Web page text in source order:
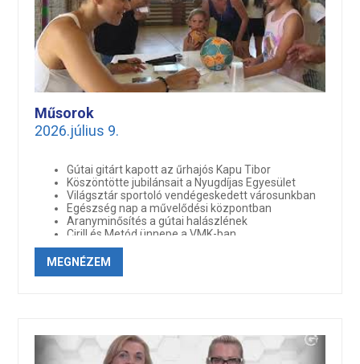
Műsorok
2026.július 9.
Gútai gitárt kapott az űrhajós Kapu Tibor
Köszöntötte jubilánsait a Nyugdíjas Egyesület
Világsztár sportoló vendégeskedett városunkban
Egészség nap a művelődési központban
Aranyminősítés a gútai halászlének
Cirill és Metód ünnepe a VMK-ban
Miniszterek Gútán
Csaknem 70 programmal várja vendégeit a
MEGNÉZEM